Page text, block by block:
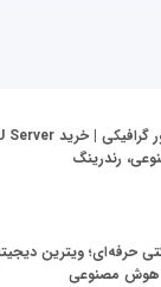
رندرینگ
حرفه‌ای؛ ویترین
مصنوعی